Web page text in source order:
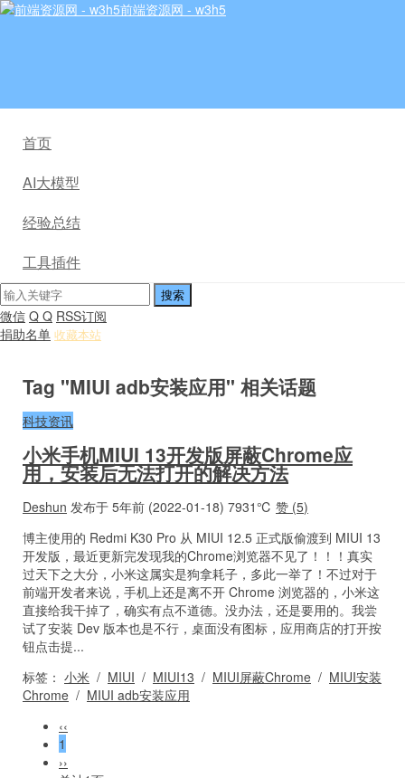
前端资源网 - w3h5
首页
AI大模型
经验总结
工具插件
微信 Q Q RSS订阅
捐助名单 收藏本站
Tag "MIUI adb安装应用" 相关话题
科技资讯
小米手机MIUI 13开发版屏蔽Chrome应
用，安装后无法打开的解决方法
Deshun 发布于 5年前 (2022-01-18) 7931℃ 赞 (5)
博主使用的 Redmi K30 Pro 从 MIUI 12.5 正式版偷渡到 MIUI 13
开发版，最近更新完发现我的Chrome浏览器不见了！！！真实
过天下之大分，小米这属实是狗拿耗子，多此一举了！不过对于
前端开发者来说，手机上还是离不开 Chrome 浏览器的，小米这
直接给我干掉了，确实有点不道德。没办法，还是要用的。我尝
试了安装 Dev 版本也是不行，桌面没有图标，应用商店的打开按
钮点击提...
标签： 小米 / MIUI / MIUI13 / MIUI屏蔽Chrome / MIUI安装
Chrome / MIUI adb安装应用
‹‹
1
››